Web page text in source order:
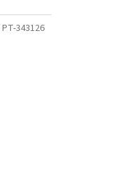
PT-343126